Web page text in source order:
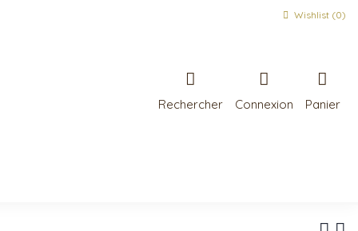
Wishlist (0)
Rechercher Connexion Panier